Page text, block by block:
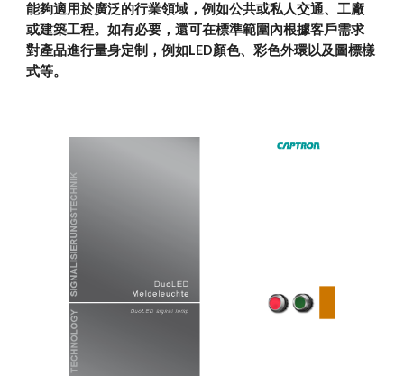
能夠適用於廣泛的行業領域，例如公共或私人交通、工廠
或建築工程。如有必要，還可在標準範圍內根據客戶需求
對產品進行量身定制，例如LED顏色、彩色外環以及圖標樣
式等。